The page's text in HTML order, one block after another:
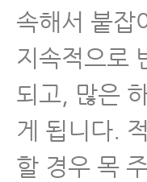
척추유합
척추운동법
섬유근육통
속해서 붙잡
지속적으로
되고, 많은
게 됩니다.
할 경우 목